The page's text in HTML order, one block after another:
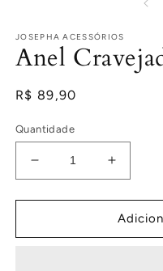
modal
JOSEPHA ACESSÓRIOS
Anel
Preço
R$ 89,90
Quantidade
Diminuir
a
quantidade
Anel
a
de
Anel